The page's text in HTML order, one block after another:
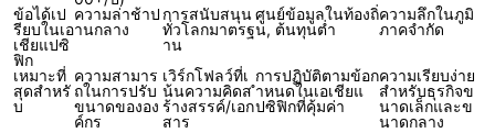
ข้อได้เป
รียบในเอ
เชียแปซิ
ฟิก
ความล่าช้าป
านกลาง
การสนับสนุน
ทั่วโลกมาตรฐ
าน
ศูนย์ข้อมูลในท้องถิ่
น, ต้นทุนต่ำ
ความลึกในภูมิ
ภาคจำกัด
เหมาะที่
สุดสำหรั
บ
ความสามาร
ถในการปรับ
ขนาดขององ
ค์กร
เวิร์กโฟลว์ที่เ
น้นความคิดส
ร้างสรรค์/เอก
สาร
การปฏิบัติตามข้อก
ำหนดในเอเชียแ
ปซิฟิกที่คุ้มค่า
ความเรียบง่าย
สำหรับธุรกิจข
นาดเล็กและข
นาดกลาง